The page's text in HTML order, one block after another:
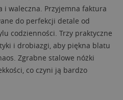
i waleczna. Przyjemna faktura
do perfekcji detale od
codzienności. Trzy praktyczne
i drobiazgi, aby piękna blatu
Zgrabne stalowe nóżki
co czyni ją bardzo